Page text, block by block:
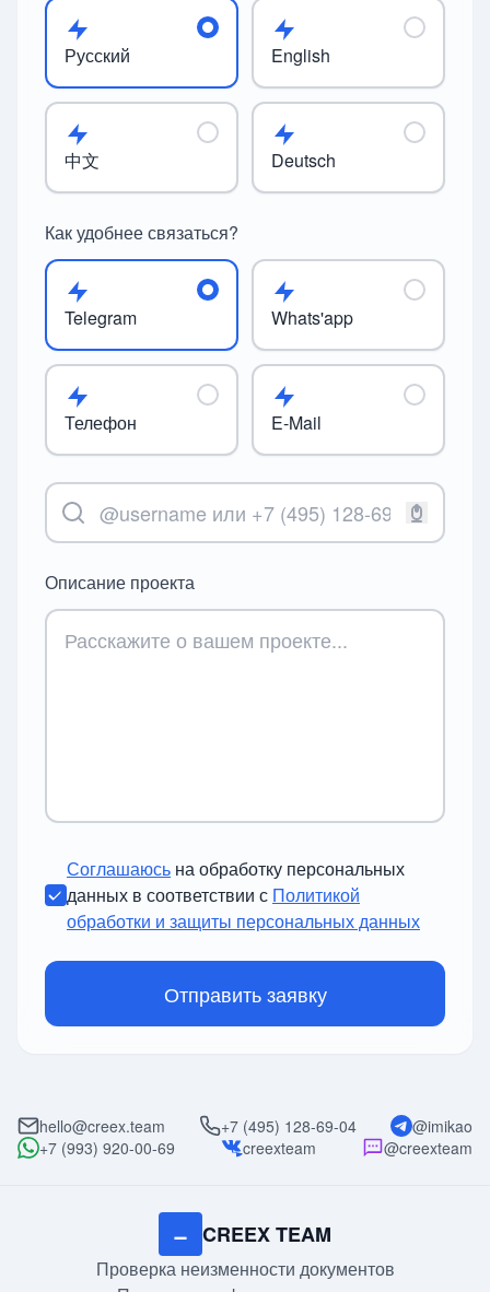
Русский English
中文 Deutsch
Как удобнее связаться?
Telegram Whats'app
Телефон E-Mail
Описание проекта
Соглашаюсь на обработку персональных
данных в соответствии с Политикой
обработки и защиты персональных данных
Отправить заявку
hello@creex.team +7 (495) 128-69-04
@imikao
+7 (993) 920-00-69
creexteam @creexteam
− CREEX TEAM
Проверка неизменности документов